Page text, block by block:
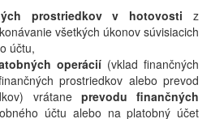
prostriedkov v hotovostiz
všetkých úkonov súvisiacich
účtu,
operácií (vklad finančných
prostriedkov alebo prevod
vrátane prevodu finančných
účtu alebo na platobný účet